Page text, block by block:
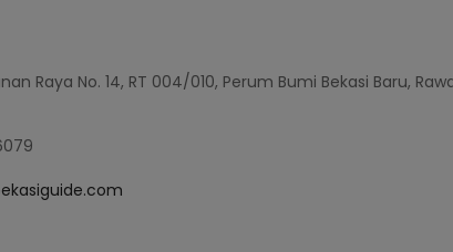
Raya No. 14, RT 004/010, Perum Bumi Bekasi Baru,